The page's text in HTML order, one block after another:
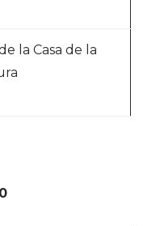
la Casa de la